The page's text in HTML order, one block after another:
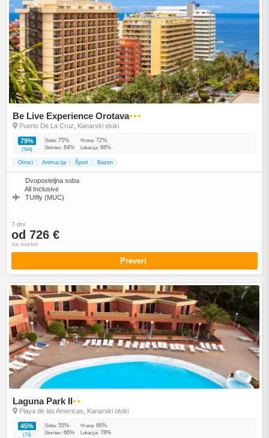
Be Live Experience Orotava●●●
Puerto De La Cruz, Kanarski otoki
79%
(544)
Soba: 75% Hrana: 72%
Storitev: 84% Lokacija: 88%
Otroci Animacija Šport Bazen
Dvoposteljna soba
All Inclusive
TUIfly (MUC)
7 dni
od 726 €
na osebo
Preveri
Laguna Park II●●
Playa de las Americas, Kanarski otoki
45%
(73)
Soba: 55% Hrana: 66%
Storitev: 66% Lokacija: 78%